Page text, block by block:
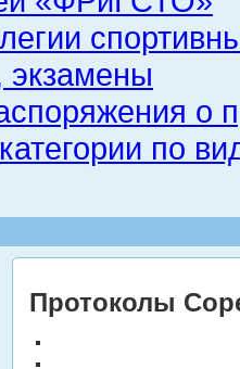
о
по
Протоколы